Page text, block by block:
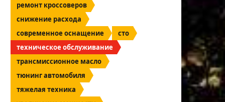
ремонт кроссоверов
снижение расхода
современное оснащение
сто
техническое обслуживание
трансмиссионное масло
тюнинг автомобиля
тяжелая техника